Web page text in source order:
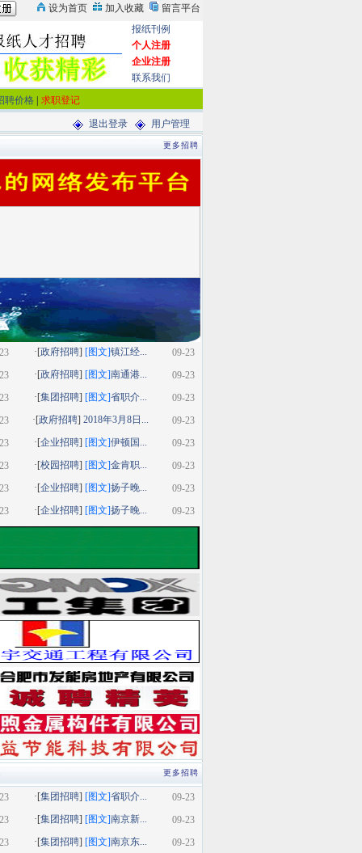
报纸刊例
个人注册
企业注册
联系我们
聘价格
求职登记
退出登录 用户管理
更多招聘
09-23
·[政府招聘] [图文]镇江经...
09-23
·[政府招聘] [图文]南通港...
09-23
·[集团招聘] [图文]省职介...
09-23
·[政府招聘] 2018年3月8日...
09-23
·[企业招聘] [图文]伊顿国...
09-23
·[校园招聘] [图文]金肯职...
09-23
·[企业招聘] [图文]扬子晚...
09-23
·[企业招聘] [图文]扬子晚...
更多招聘
09-23
·[集团招聘] [图文]省职介...
09-23
·[集团招聘] [图文]南京新...
09-23
·[集团招聘] [图文]南京东...